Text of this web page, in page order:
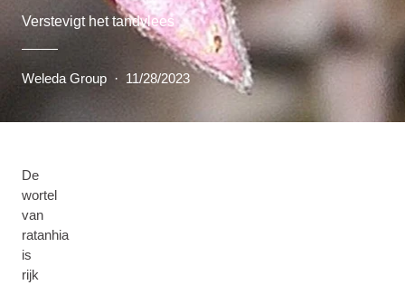
Verstevigt het tandvlees
Weleda Group · 11/28/2023
De
wortel
van
ratanhia
is
rijk